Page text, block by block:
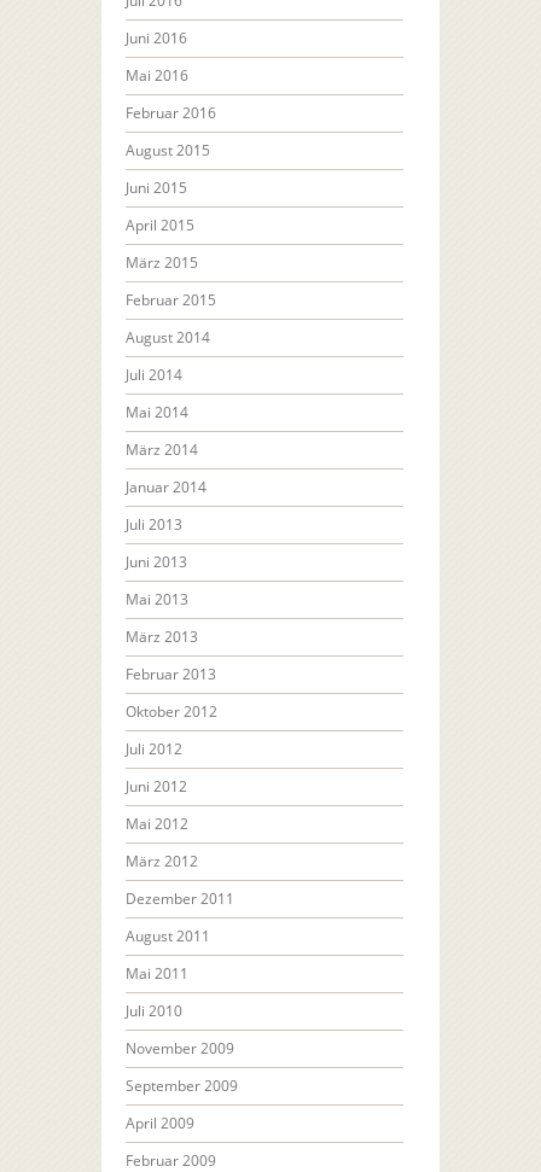
Juni 2016
Mai 2016
Februar 2016
August 2015
Juni 2015
April 2015
März 2015
Februar 2015
August 2014
Juli 2014
Mai 2014
März 2014
Januar 2014
Juli 2013
Juni 2013
Mai 2013
März 2013
Februar 2013
Oktober 2012
Juli 2012
Juni 2012
Mai 2012
März 2012
Dezember 2011
August 2011
Mai 2011
Juli 2010
November 2009
September 2009
April 2009
Februar 2009